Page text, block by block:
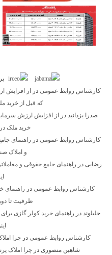
کارشناس روابط عمومی در از افزایش
که قبل از خرید
صدرا یزدانبد در از افزایش ارزش
خرید ملک در
کارشناس روابط عمومی در راهنمای
و املاک
رضایی در راهنمای جامع حقوقی و
کارشناس روابط عمومی در راهنمای
ظرفیت تا دور
جلیلوند در راهنمای خرید کولر گازی برای
کارشناس روابط عمومی در چرا
شاهین منصوری درچرا املاک